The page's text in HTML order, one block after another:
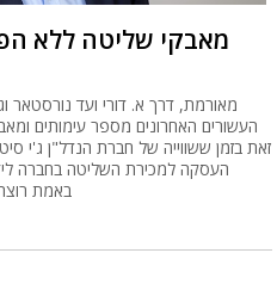
מאבקי שליטה ללא
מאורמת, דרך א. דורי ועד נורסטאר
העשורים האחרונים מספר עימותים
זאת בזמן ששווייה של חברת הנדל"ן ג'י
העסקה למכירת השליטה בחברה
באמת